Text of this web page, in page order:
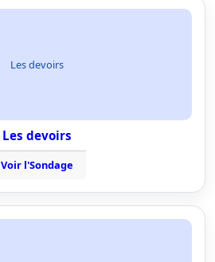
Les devoirs
Les devoirs
Voir l'Sondage